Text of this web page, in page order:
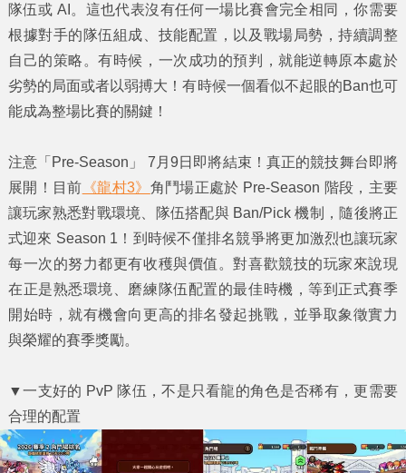
隊伍或 AI。這也代表沒有任何一場比賽會完全相同，你需要
根據對手的隊伍組成、技能配置，以及戰場局勢，持續調整
自己的策略。有時候，一次成功的預判，就能逆轉原本處於
劣勢的局面或者以弱搏大！有時候一個看似不起眼的Ban也可
能成為整場比賽的關鍵！
注意「Pre-Season」 7月9日即將結束！真正的競技舞台即將
展開！目前 《龍村3》 角鬥場正處於 Pre-Season 階段，主要
讓玩家熟悉對戰環境、隊伍搭配與 Ban/Pick 機制，隨後將正
式迎來 Season 1！到時候不僅排名競爭將更加激烈也讓玩家
每一次的努力都更有收穫與價值。對喜歡競技的玩家來說現
在正是熟悉環境、磨練隊伍配置的最佳時機，等到正式賽季
開始時，就有機會向更高的排名發起挑戰，並爭取象徵實力
與榮耀的賽季獎勵。
▼一支好的 PvP 隊伍，不是只看龍的角色是否稀有，更需要
合理的配置